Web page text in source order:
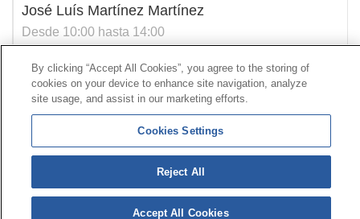
José Luís Martínez Martínez
Desde 10:00 hasta 14:00
Contact|Profile of the contractor|Claims
Line Universal 900 203 203
Private Area Special Benefits
|Private Area Health
© Mutua Universal 2026| Site map
Data protection Policy | Politics of cookies
Follow us on:
By clicking “Accept All Cookies”, you agree to the storing of
cookies on your device to enhance site navigation, analyze
site usage, and assist in our marketing efforts.
Cookies Settings
Reject All
Accept All Cookies